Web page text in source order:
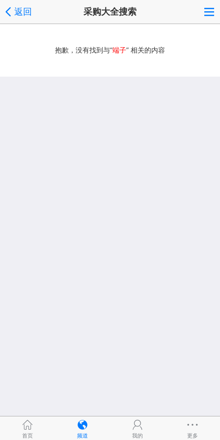
返回 采购大全搜索
抱歉，没有找到与“端子” 相关的内容
首页 频道 我的 更多